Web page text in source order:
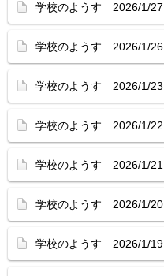
学校のようす 2026/1/27
学校のようす 2026/1/26
学校のようす 2026/1/23
学校のようす 2026/1/22
学校のようす 2026/1/21
学校のようす 2026/1/20
学校のようす 2026/1/19